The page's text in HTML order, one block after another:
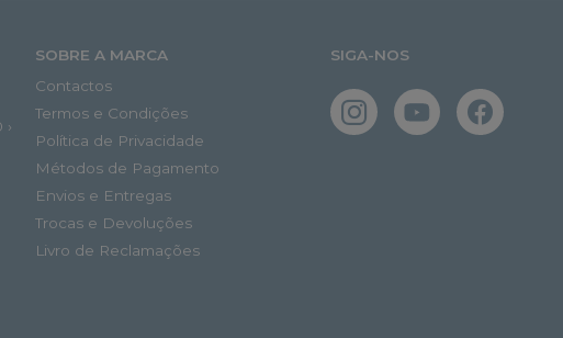
SOBRE A MARCA
Contactos
Termos e Condições
Política de Privacidade
Métodos de Pagamento
Envios e Entregas
Trocas e Devoluções
Livro de Reclamações
SIGA-NOS